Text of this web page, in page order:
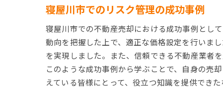
寝屋川市でのリスク管理の成功事例
寝屋川市での不動産売却における成功事例とし
動向を把握した上で、適正な価格設定を行いま
を実現しました。また、信頼できる不動産業者
このような成功事例から学ぶことで、自身の売
えている皆様にとって、役立つ知識を提供でき